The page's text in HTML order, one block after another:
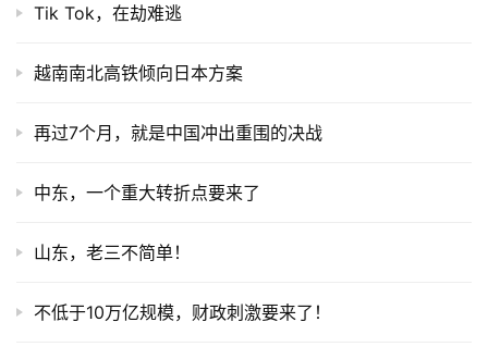
Tik Tok，在劫难逃
越南南北高铁倾向日本方案
再过7个月，就是中国冲出重围的决战
中东，一个重大转折点要来了
山东，老三不简单！
不低于10万亿规模，财政刺激要来了！